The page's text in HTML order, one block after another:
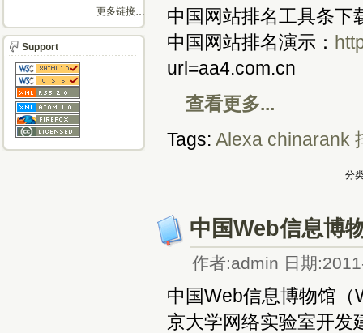
中国网站排名工具条下
中国网站排名演示：
url=aa4.com.cn
查看更多...
Tags: Alexa chinarank
分
中国Web信息博
作者:admin 日期
中国Web信息博物馆
京大学网络实验室开发
更多链接…
Support